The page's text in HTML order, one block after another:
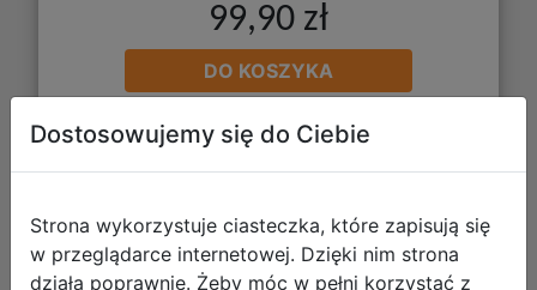
99,90 zł
DO KOSZYKA
Galeria zdjęć
Dostosowujemy się do Ciebie
Strona wykorzystuje ciasteczka, które zapisują się
w przeglądarce internetowej. Dzięki nim strona
działa poprawnie. Żeby móc w pełni korzystać z